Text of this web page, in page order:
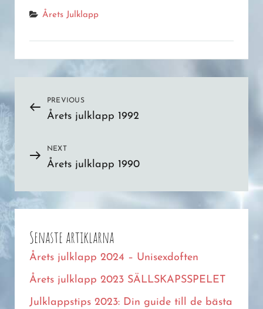
Categories
Årets Julklapp
Post
navigation
Previous
Post
PREVIOUS
Årets julklapp 1992
Next
Post
NEXT
Årets julklapp 1990
Senaste artiklarna
Årets julklapp 2024 – Unisexdoften
Årets julklapp 2023 SÄLLSKAPSSPELET
Julklappstips 2023: Din guide till de bästa